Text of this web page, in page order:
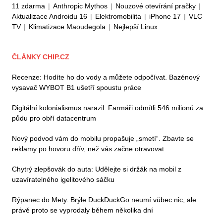
11 zdarma | Anthropic Mythos | Nouzové otevírání pračky |
Aktualizace Androidu 16 | Elektromobilita | iPhone 17 | VLC
TV | Klimatizace Maoudegola | Nejlepší Linux
ČLÁNKY CHIP.CZ
Recenze: Hodíte ho do vody a můžete odpočívat. Bazénový
vysavač WYBOT B1 ušetří spoustu práce
Digitální kolonialismus narazil. Farmáři odmítli 546 milionů za
půdu pro obří datacentrum
Nový podvod vám do mobilu propašuje „smetí“. Zbavte se
reklamy po hovoru dřív, než vás začne otravovat
Chytrý zlepšovák do auta: Udělejte si držák na mobil z
uzavíratelného igelitového sáčku
Rýpanec do Mety. Brýle DuckDuckGo neumí vůbec nic, ale
právě proto se vyprodaly během několika dní